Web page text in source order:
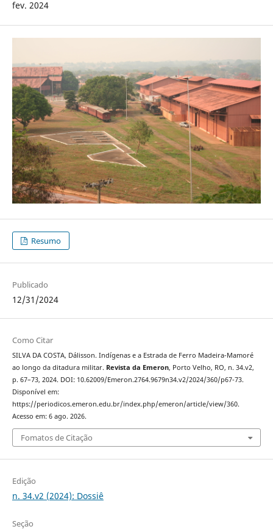
fev. 2024
Resumo
Publicado
12/31/2024
Como Citar
SILVA DA COSTA, Dálisson. Indígenas e a Estrada de Ferro Madeira-Mamoré
ao longo da ditadura militar. Revista da Emeron, Porto Velho, RO, n. 34.v2,
p. 67–73, 2024. DOI: 10.62009/Emeron.2764.9679n34.v2/2024/360/p67-73.
Disponível em:
https://periodicos.emeron.edu.br/index.php/emeron/article/view/360.
Acesso em: 6 ago. 2026.
Fomatos de Citação
Edição
n. 34.v2 (2024): Dossiê
Seção